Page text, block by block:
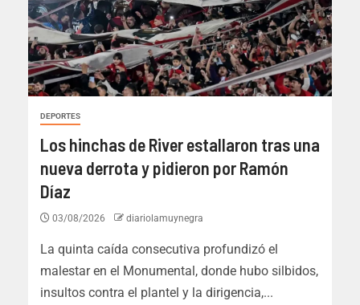
DEPORTES
Los hinchas de River estallaron tras una
nueva derrota y pidieron por Ramón
Díaz
03/08/2026 diariolamuynegra
La quinta caída consecutiva profundizó el
malestar en el Monumental, donde hubo silbidos,
insultos contra el plantel y la dirigencia,...